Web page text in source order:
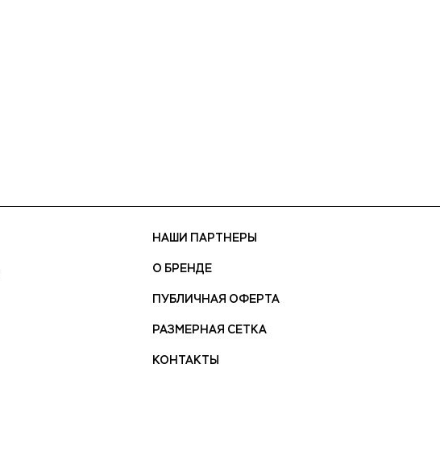
НАШИ ПАРТНЕРЫ
О БРЕНДЕ
ПУБЛИЧНАЯ ОФЕРТА
РАЗМЕРНАЯ СЕТКА
КОНТАКТЫ